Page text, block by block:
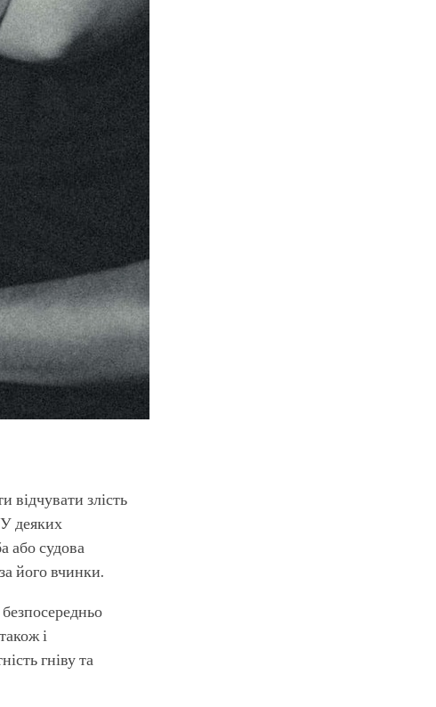
відчувати злість
деяких
або судова
його вчинки.
і
гніву та